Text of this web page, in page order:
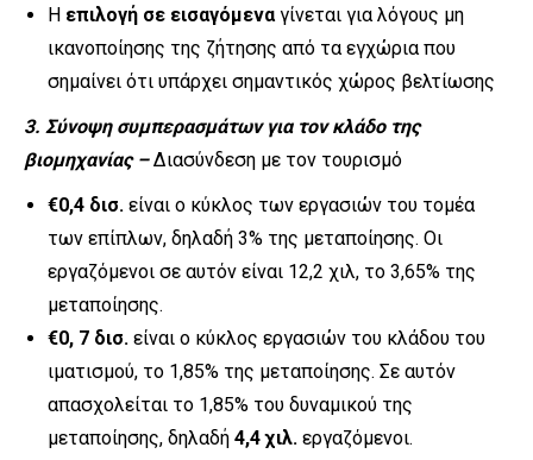
Η επιλογή σε εισαγόμεναγίνεται για λόγους μη
ικανοποίησης της ζήτησης από τα εγχώρια που
σημαίνει ότι υπάρχει σημαντικός χώρος βελτίωσης
3. Σύνοψη συμπερασμάτων για τον κλάδο της
βιομηχανίας –Διασύνδεση με τον τουρισμό
€0,4 δισ. είναι ο κύκλος των εργασιών του τομέα
των επίπλων, δηλαδή 3% της μεταποίησης. Οι
εργαζόμενοι σε αυτόν είναι 12,2 χιλ, το 3,65% της
μεταποίησης.
€0, 7 δισ. είναι ο κύκλος εργασιών του κλάδου του
ιματισμού, το 1,85% της μεταποίησης. Σε αυτόν
απασχολείται το 1,85% του δυναμικού της
μεταποίησης, δηλαδή 4,4 χιλ. εργαζόμενοι.